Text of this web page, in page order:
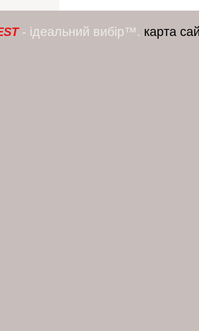
- ідеальний вибір™. карта